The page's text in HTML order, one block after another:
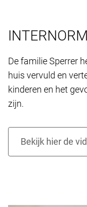
De familie Sperrer
huis vervuld en
kinderen en het
zijn.